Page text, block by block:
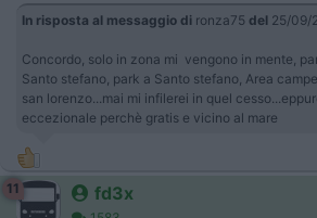
In risposta al messaggio di ronza75 del 25/09/
Concordo, solo in zona mi vengono in mente,
Santo stefano, park a Santo stefano, Area
san lorenzo...mai mi infilerei in quel
eccezionale perchè gratis e vicino al mare
11 fd3x